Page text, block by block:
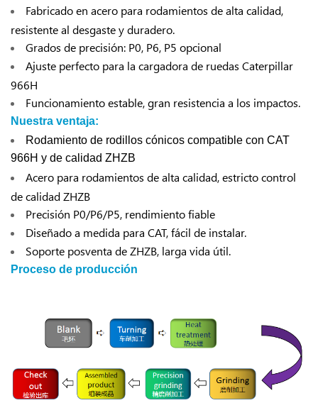
Fabricado en acero para rodamientos de alta calidad,
resistente al desgaste y duradero.
Grados de precisión: P0, P6, P5 opcional
Ajuste perfecto para la cargadora de ruedas Caterpillar
966H
Funcionamiento estable, gran resistencia a los impactos.
Nuestra ventaja:
Rodamiento de rodillos cónicos compatible con CAT
966H y de calidad ZHZB
Acero para rodamientos de alta calidad, estricto control
de calidad ZHZB
Precisión P0/P6/P5, rendimiento fiable
Diseñado a medida para CAT, fácil de instalar.
Soporte posventa de ZHZB, larga vida útil.
Proceso de producción